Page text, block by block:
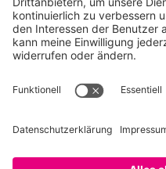
Über SAATKORN